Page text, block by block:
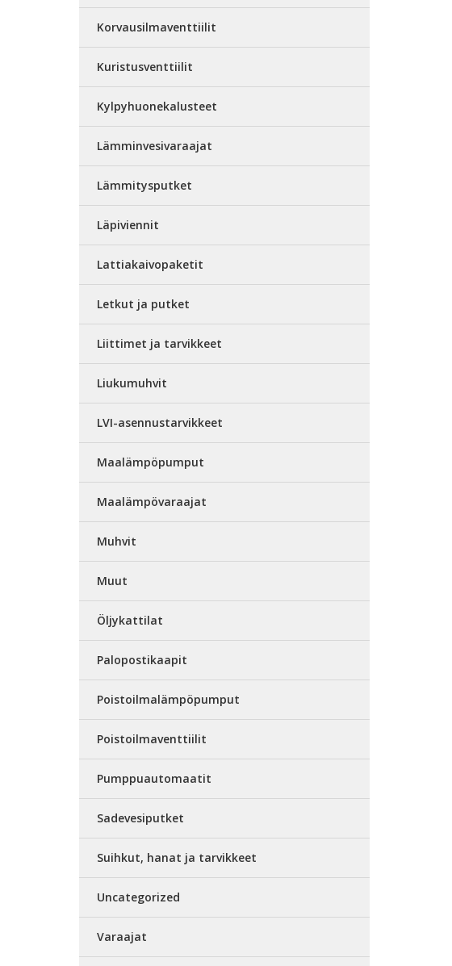
Korvausilmaventtiilit
Kuristusventtiilit
Kylpyhuonekalusteet
Lämminvesivaraajat
Lämmitysputket
Läpiviennit
Lattiakaivopaketit
Letkut ja putket
Liittimet ja tarvikkeet
Liukumuhvit
LVI-asennustarvikkeet
Maalämpöpumput
Maalämpövaraajat
Muhvit
Muut
Öljykattilat
Palopostikaapit
Poistoilmalämpöpumput
Poistoilmaventtiilit
Pumppuautomaatit
Sadevesiputket
Suihkut, hanat ja tarvikkeet
Uncategorized
Varaajat